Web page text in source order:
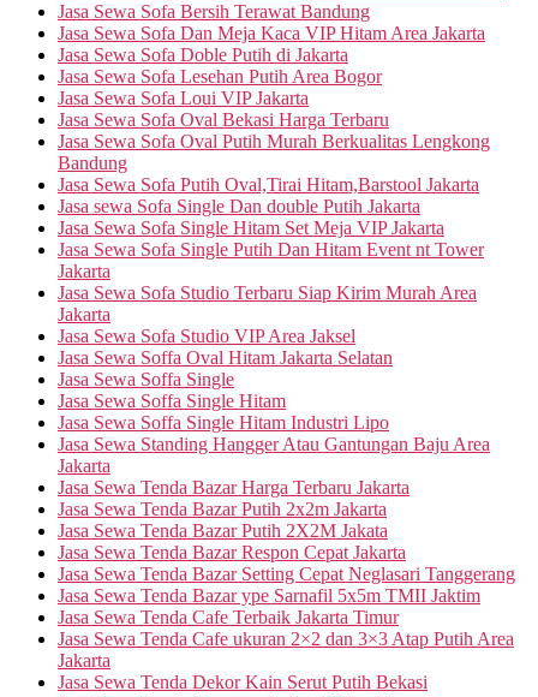
Jasa Sewa Sofa Bersih Terawat Bandung
Jasa Sewa Sofa Dan Meja Kaca VIP Hitam Area Jakarta
Jasa Sewa Sofa Doble Putih di Jakarta
Jasa Sewa Sofa Lesehan Putih Area Bogor
Jasa Sewa Sofa Loui VIP Jakarta
Jasa Sewa Sofa Oval Bekasi Harga Terbaru
Jasa Sewa Sofa Oval Putih Murah Berkualitas Lengkong
Bandung
Jasa Sewa Sofa Putih Oval,Tirai Hitam,Barstool Jakarta
Jasa sewa Sofa Single Dan double Putih Jakarta
Jasa Sewa Sofa Single Hitam Set Meja VIP Jakarta
Jasa Sewa Sofa Single Putih Dan Hitam Event nt Tower
Jakarta
Jasa Sewa Sofa Studio Terbaru Siap Kirim Murah Area
Jakarta
Jasa Sewa Sofa Studio VIP Area Jaksel
Jasa Sewa Soffa Oval Hitam Jakarta Selatan
Jasa Sewa Soffa Single
Jasa Sewa Soffa Single Hitam
Jasa Sewa Soffa Single Hitam Industri Lipo
Jasa Sewa Standing Hangger Atau Gantungan Baju Area
Jakarta
Jasa Sewa Tenda Bazar Harga Terbaru Jakarta
Jasa Sewa Tenda Bazar Putih 2x2m Jakarta
Jasa Sewa Tenda Bazar Putih 2X2M Jakata
Jasa Sewa Tenda Bazar Respon Cepat Jakarta
Jasa Sewa Tenda Bazar Setting Cepat Neglasari Tanggerang
Jasa Sewa Tenda Bazar ype Sarnafil 5x5m TMII Jaktim
Jasa Sewa Tenda Cafe Terbaik Jakarta Timur
Jasa Sewa Tenda Cafe ukuran 2×2 dan 3×3 Atap Putih Area
Jakarta
Jasa Sewa Tenda Dekor Kain Serut Putih Bekasi